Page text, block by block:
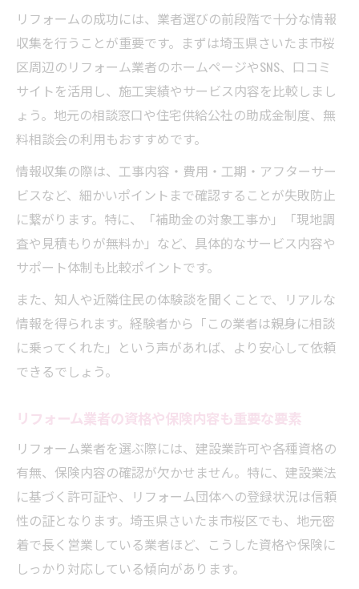
業者選びで大切な見積書の確認ポイント
リフォーム見積書は内容の詳細まで精査が
重要
リフォーム費用の内訳や計算間違いを見逃
さない
リフォームの材料名や工事範囲を明確に確
認
リフォーム見積書の過度な値引きに要注意
リフォーム契約前に不明点は必ず説明を依
頼
地域密着型リフォームの安心ポイントとは
地域密着型リフォーム業者の魅力と強みを
解説
リフォーム後も頼れる地域密着型業者のメ
リット
充実
地域の評判が高いリフォーム業者で安心を
得る
リフォームの相談がしやすい地域密着型の
特徴
相見積もりで納得の業者選定を実現する
リフォームの成功には、業者選びの前段階で十分な情報
収集を行うことが重要です。まずは埼玉県さいたま市桜
区周辺のリフォーム業者のホームページやSNS、口コミ
サイトを活用し、施工実績やサービス内容を比較しまし
ょう。地元の相談窓口や住宅供給公社の助成金制度、無
料相談会の利用もおすすめです。
情報収集の際は、工事内容・費用・工期・アフターサー
ビスなど、細かいポイントまで確認することが失敗防止
に繋がります。特に、「補助金の対象工事か」「現地調
査や見積もりが無料か」など、具体的なサービス内容や
サポート体制も比較ポイントです。
また、知人や近隣住民の体験談を聞くことで、リアルな
情報を得られます。経験者から「この業者は親身に相談
に乗ってくれた」という声があれば、より安心して依頼
できるでしょう。
リフォーム業者の資格や保険内容も重要な要素
リフォーム業者を選ぶ際には、建設業許可や各種資格の
有無、保険内容の確認が欠かせません。特に、建設業法
に基づく許可証や、リフォーム団体への登録状況は信頼
性の証となります。埼玉県さいたま市桜区でも、地元密
着で長く営業している業者ほど、こうした資格や保険に
しっかり対応している傾向があります。